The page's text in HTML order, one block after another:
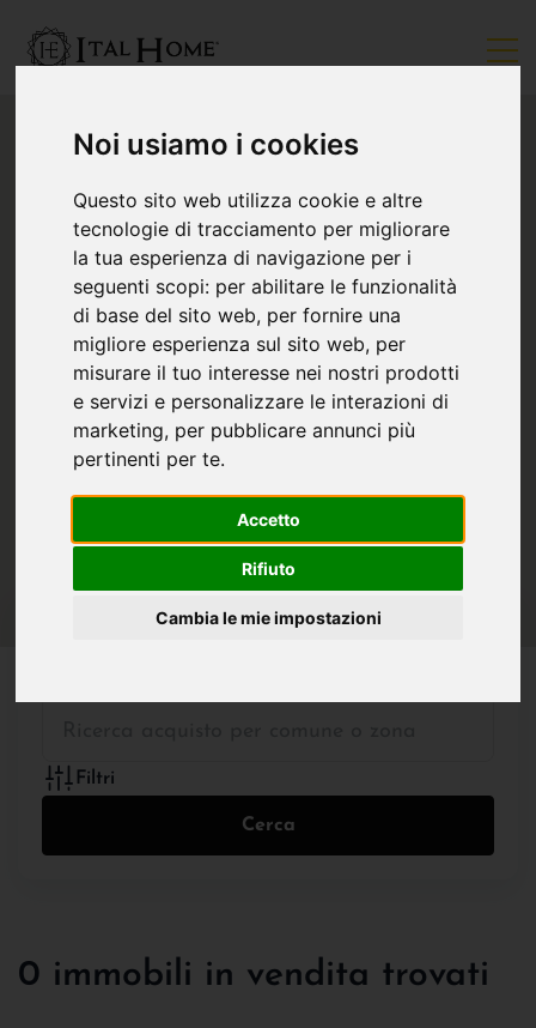
Noi usiamo i cookies
Questo sito web utilizza cookie e altre
tecnologie di tracciamento per migliorare
la tua esperienza di navigazione per i
seguenti scopi: per abilitare le funzionalità
di base del sito web, per fornire una
migliore esperienza sul sito web, per
misurare il tuo interesse nei nostri prodotti
e servizi e personalizzare le interazioni di
marketing, per pubblicare annunci più
pertinenti per te.
Accetto
Rifiuto
Cambia le mie impostazioni
Filtri
Cerca
0 immobili in vendita trovati